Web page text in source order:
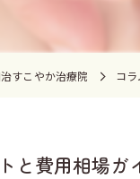
すこやか治療院 コラ
と費用相場ガ